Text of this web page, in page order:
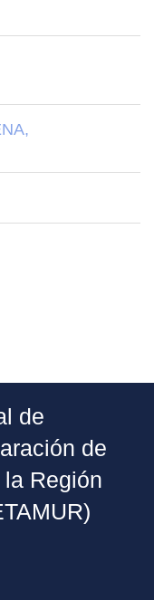
de
de
Región